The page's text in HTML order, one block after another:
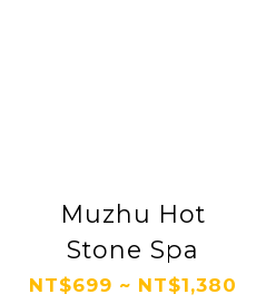
Muzhu Hot
Stone Spa
NT$699 ~ NT$1,380